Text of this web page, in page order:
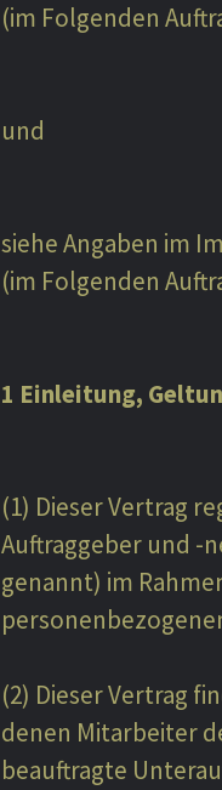
(im Folgenden
und
siehe Angaben im
(im Folgenden
1 Einleitung,
(1) Dieser Vertrag
Auftraggeber und -
genannt) im
(2) Dieser Vertrag
denen Mitarbeiter
beauftragte